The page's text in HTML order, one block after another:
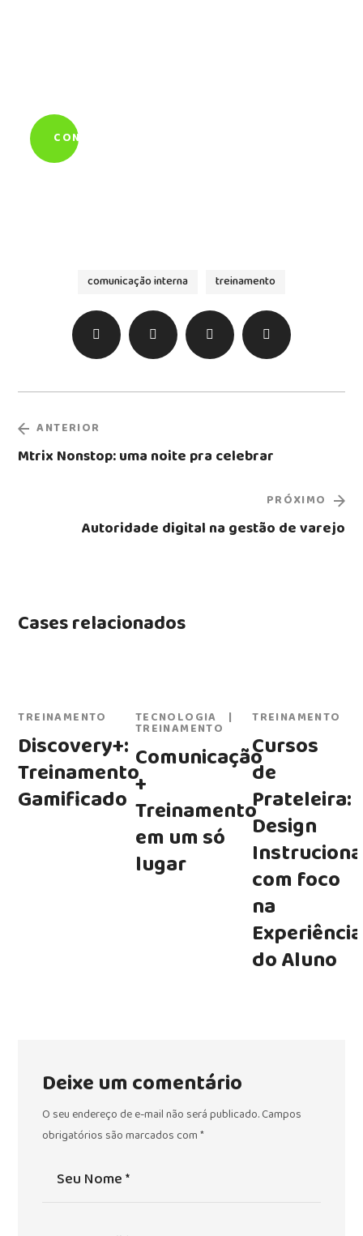
CONTE PRA GENTE
comunicação interna treinamento
ANTERIOR
Mtrix Nonstop: uma noite pra celebrar
PRÓXIMO
Autoridade digital na gestão de varejo
Cases relacionados
TREINAMENTO
Discovery+:
Treinamento
Gamificado
TECNOLOGIA
TREINAMENTO
Comunicação
+
Treinamento
em um só
lugar
TREINAMENTO
Cursos
de
Prateleira:
Design
com foco
na
Experiência
do Aluno
Deixe um comentário
O seu endereço de e-mail não será publicado.Campos
obrigatórios são marcados com*